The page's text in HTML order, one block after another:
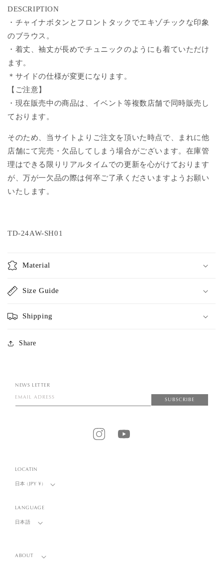
DESCRIPTION
・チャイナボタンとフロントタックでエキゾチックな印象
のブラウス。
・着丈、袖丈が長めでチュニックのようにも着ていただけ
ます。
＊サイドの仕様が変更になります。
【ご注意】
・現在販売中の商品は、イベント等複数店舗で同時販売し
ております。
そのため、当サイトよりご注文を頂いた時点で、まれに他
店舗にて完売・欠品してしまう場合がございます。在庫管
理はできる限りリアルタイムでの更新を心がけております
が、万が一欠品の際は何卒ご了承くださいますようお願い
いたします。
TD-24AW-SH01
Material
Size Guide
Shipping
Share
ABOUT
NEWS LETTER
EMAIL ADRESS SUBSCRIBE
InstagramYouTube
LOCATIN
日本 (JPY ¥)
LANGUAGE
日本語